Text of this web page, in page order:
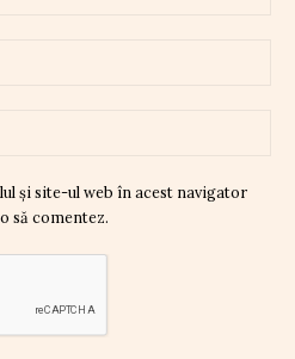
și site-ul web în acest navigator
să comentez.